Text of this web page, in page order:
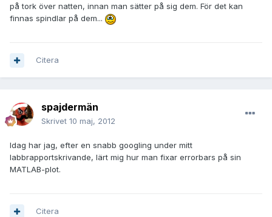
på tork över natten, innan man sätter på sig dem. För det kan
finnas spindlar på dem...
Citera
spajdermän
Skrivet 10 maj, 2012
Idag har jag, efter en snabb googling under mitt
labbrapportskrivande, lärt mig hur man fixar errorbars på sin
MATLAB-plot.
Citera